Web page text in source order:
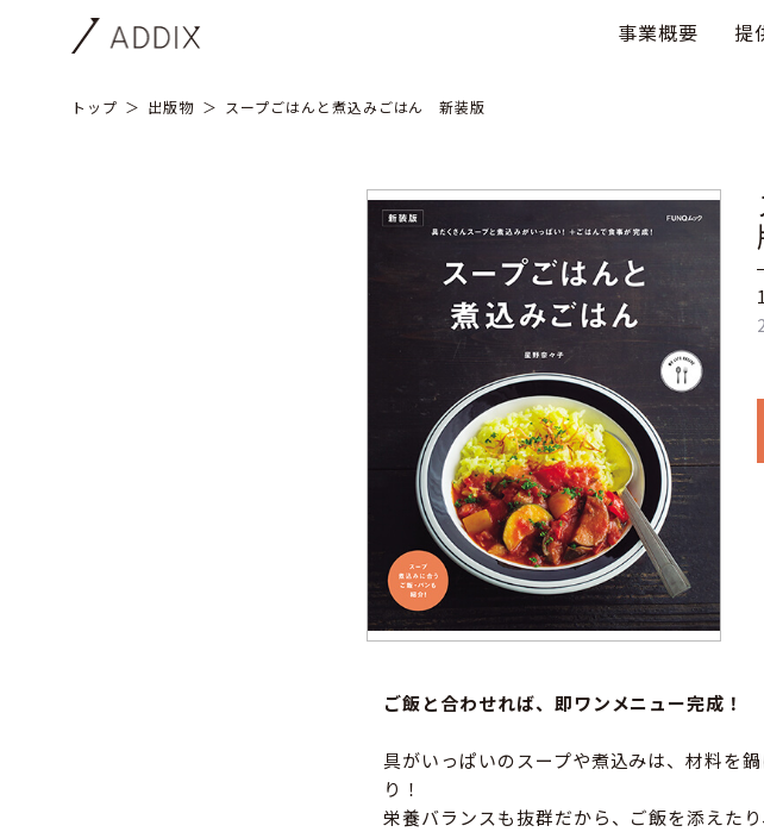
事業概要 提
トップ 出版物 スープごはんと煮込みごはん 新装版
ご飯と合わせれば、即ワンメニュー完成！
具がいっぱいのスープや煮込みは、材料を
り！
栄養バランスも抜群だから、ご飯を添えた